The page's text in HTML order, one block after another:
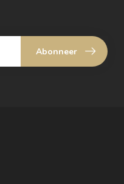
Abonneer